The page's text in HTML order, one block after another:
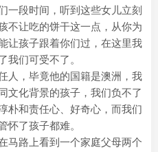
一段时间，听到这些女儿立刻
不让吃的饼干这一点，从你为
让孩子跟着你们过，在这里我
我们可受不了。
人，毕竟他的国籍是澳洲，我
文化背景的孩子，我们负不了
朴和责任心、好奇心，而我们
怀了孩子都难。
马路上看到一个家庭父母两个